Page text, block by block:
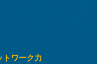
トワーク力